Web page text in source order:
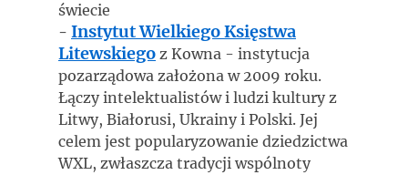
świecie
- Instytut Wielkiego Księstwa
Litewskiego z Kowna - instytucja
pozarządowa założona w 2009 roku.
Łączy intelektualistów i ludzi kultury z
Litwy, Białorusi, Ukrainy i Polski. Jej
celem jest popularyzowanie dziedzictwa
WXL, zwłaszcza tradycji wspólnoty